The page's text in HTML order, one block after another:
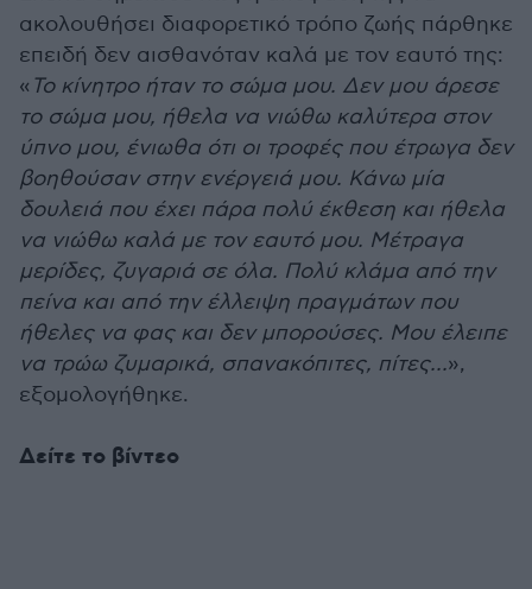
ακολουθήσει διαφορετικό τρόπο ζωής πάρθηκε
επειδή δεν αισθανόταν καλά με τον εαυτό της:
« Το κίνητρο ήταν το σώμα μου. Δεν μου άρεσε
το σώμα μου, ήθελα να νιώθω καλύτερα στον
ύπνο μου, ένιωθα ότι οι τροφές που έτρωγα δεν
βοηθούσαν στην ενέργειά μου. Κάνω μία
δουλειά που έχει πάρα πολύ έκθεση και ήθελα
να νιώθω καλά με τον εαυτό μου. Μέτραγα
μερίδες, ζυγαριά σε όλα. Πολύ κλάμα από την
πείνα και από την έλλειψη πραγμάτων που
ήθελες να φας και δεν μπορούσες. Μου έλειπε
να τρώω ζυμαρικά, σπανακόπιτες, πίτες...»,
εξομολογήθηκε.
Δείτε το βίντεο